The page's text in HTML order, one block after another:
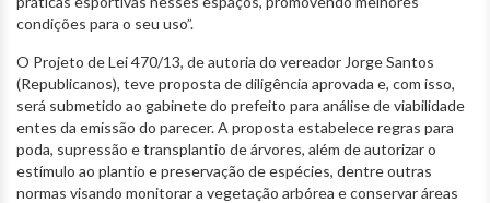
condições para o seu uso”.
O Projeto de Lei 470/13, de autoria do vereador Jorge Santos
(Republicanos), teve proposta de diligência aprovada e, com isso,
será submetido ao gabinete do prefeito para análise de viabilidade
entes da emissão do parecer. A proposta estabelece regras para
poda, supressão e transplantio de árvores, além de autorizar o
estímulo ao plantio e preservação de espécies, dentre outras
normas visando monitorar a vegetação arbórea e conservar áreas